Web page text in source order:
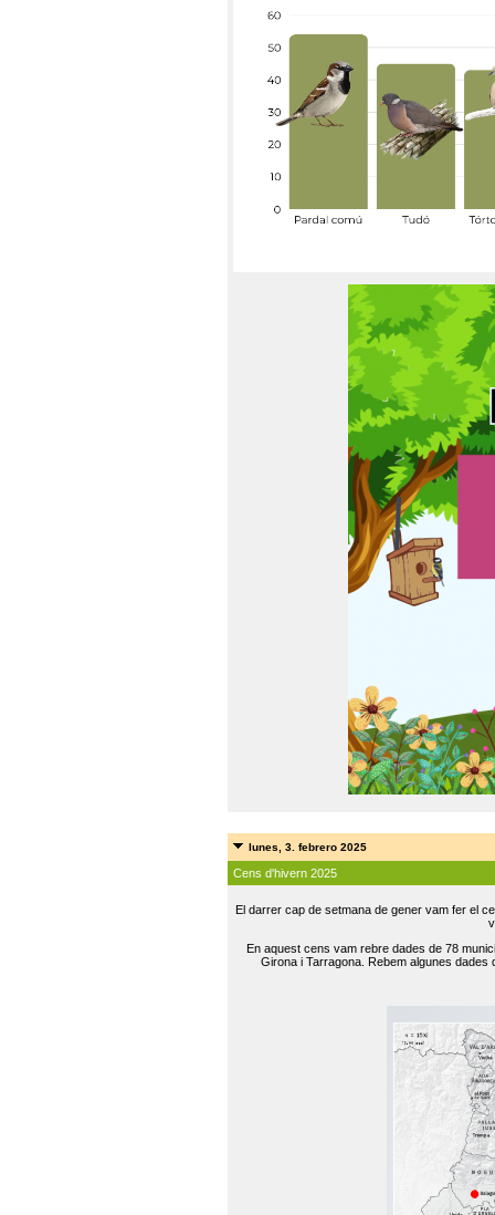
lunes, 3. febrero 2025
Cens d'hivern 2025
El darrer cap de setmana de gener vam fer el
En aquest cens vam rebre dades de 78
Girona i Tarragona. Rebem algunes